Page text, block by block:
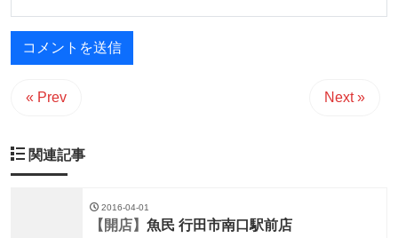
« Prev Next »
関連記事
2016-04-01
【開店】 魚民 行田市南口駅前店